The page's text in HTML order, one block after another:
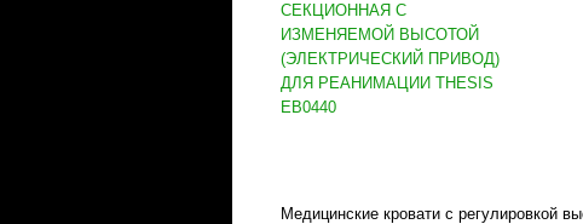
СЕКЦИОННАЯ С
ИЗМЕНЯЕМОЙ ВЫСОТОЙ
(ЭЛЕКТРИЧЕСКИЙ ПРИВОД)
ДЛЯ РЕАНИМАЦИИ THESIS
EB0440
Медицинские кровати с регулировкой